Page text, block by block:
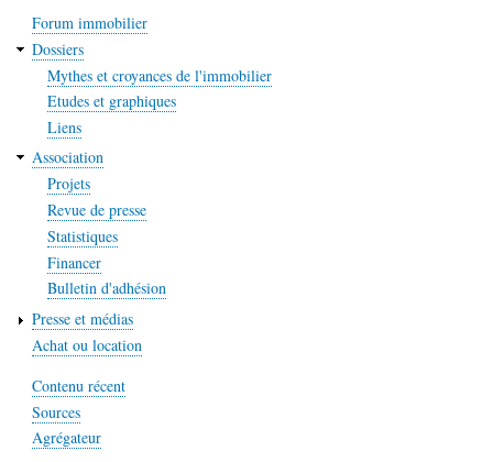
Forum immobilier
Dossiers
Mythes et croyances de l'immobilier
Etudes et graphiques
Liens
Association
Projets
Revue de presse
Statistiques
Financer
Bulletin d'adhésion
Presse et médias
Achat ou location
Contenu récent
Sources
Agrégateur